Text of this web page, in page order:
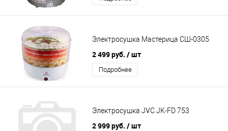
Электросушка Мастерица СШ-0305
2 499 руб. / шт
Подробнее
Электросушка JVC JK-FD 753
2 999 руб. / шт